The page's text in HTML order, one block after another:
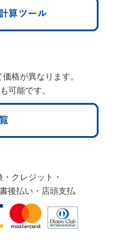
格が異なります。
可能です。
クレジット・
後払い・店頭支払